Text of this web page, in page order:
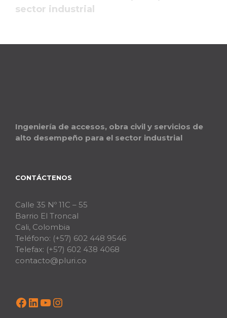
sector industrial
Ingeniería de accesos, obra civil y servicios de
alto desempeño para el sector industrial
CONTÁCTENOS
Calle 35 Nº 11C – 55
Barrio El Troncal
Cali, Colombia
Teléfono: (+57) 602 448 9546
Telefax: (+57) 602 438 4068
contacto@pluri.co
Facebook LinkedIn YouTube Instagram